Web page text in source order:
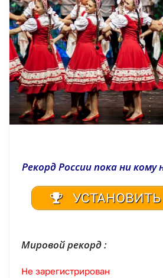
Рекорд России пока ни
Мировой рекорд :
Не зарегистрирован